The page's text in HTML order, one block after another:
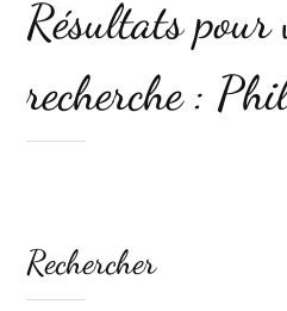
Résultats pour
recherche :
Rechercher